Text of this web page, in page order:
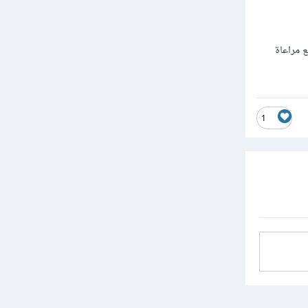
مراعاة
1